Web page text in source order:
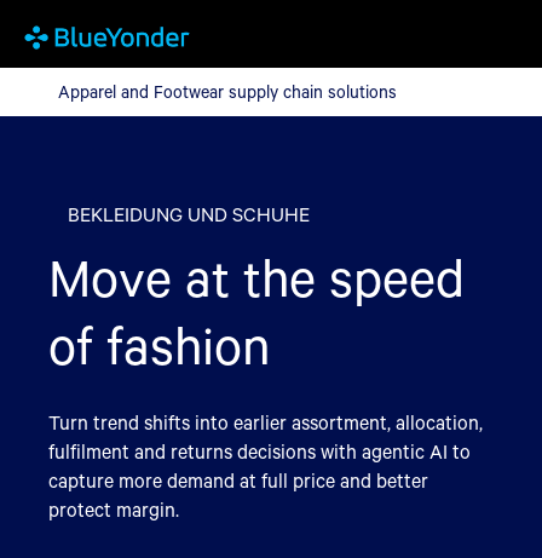
Apparel and Footwear supply chain solutions
Apparel and Footwear supply chain solutions
BEKLEIDUNG UND SCHUHE
Move at the speed
of fashion
Turn trend shifts into earlier assortment, allocation,
fulfilment and returns decisions with agentic AI to
capture more demand at full price and better
protect margin.